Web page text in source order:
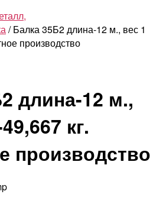
/ Балка 35Б2 длина-12 м., вес 1
производство
длина-12 м.,
кг.
производство